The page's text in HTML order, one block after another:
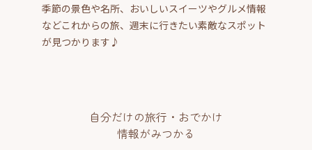
季節の景色や名所、おいしいスイーツやグルメ情報
などこれからの旅、週末に行きたい素敵なスポット
が見つかります♪
自分だけの旅行・おでかけ
情報がみつかる